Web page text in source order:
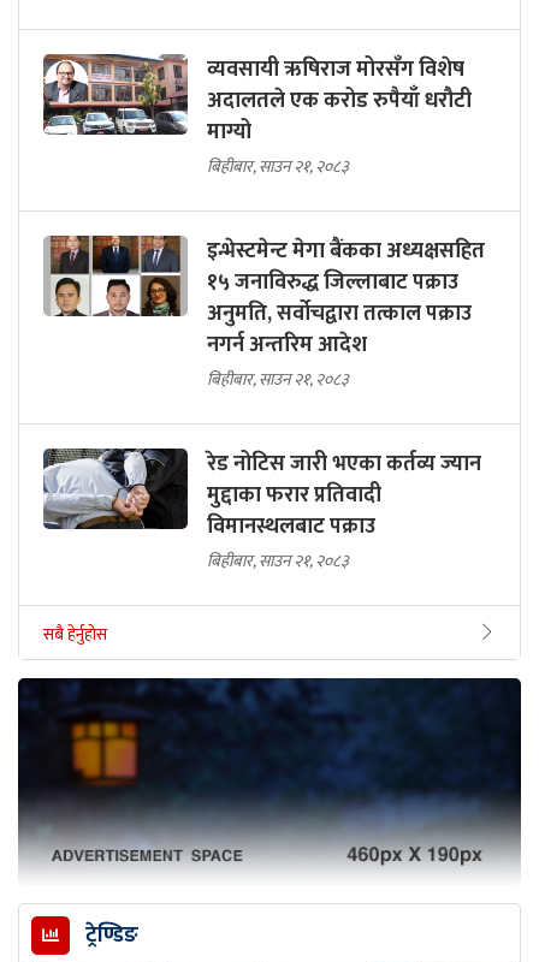
व्यवसायी ऋषिराज मोरसँग विशेष
अदालतले एक करोड रुपैयाँ धरौटी
माग्यो
बिहीबार, साउन २१, २०८३
इन्भेस्टमेन्ट मेगा बैंकका अध्यक्षसहित
१५ जनाविरुद्ध जिल्लाबाट पक्राउ
अनुमति, सर्वोचद्वारा तत्काल पक्राउ
नगर्न अन्तरिम आदेश
बिहीबार, साउन २१, २०८३
रेड नोटिस जारी भएका कर्तव्य ज्यान
मुद्दाका फरार प्रतिवादी
विमानस्थलबाट पक्राउ
बिहीबार, साउन २१, २०८३
सबै हेर्नुहोस
ट्रेण्डिङ